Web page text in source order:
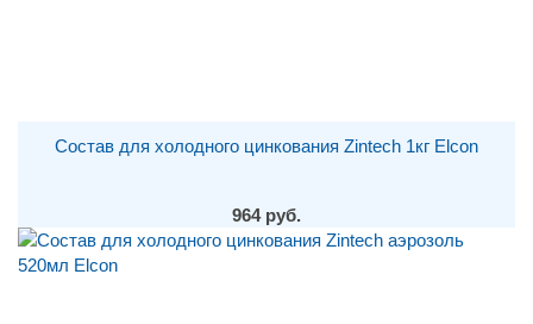
Состав для холодного цинкования Zintech 1кг Elcon
964 руб.